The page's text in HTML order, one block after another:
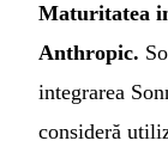
Maturitatea
Anthropic.
integrarea
consideră